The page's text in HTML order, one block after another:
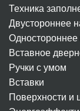
Техника
Двустороннее
Вставное
Ручки с умом
Вставки
Поверхности и